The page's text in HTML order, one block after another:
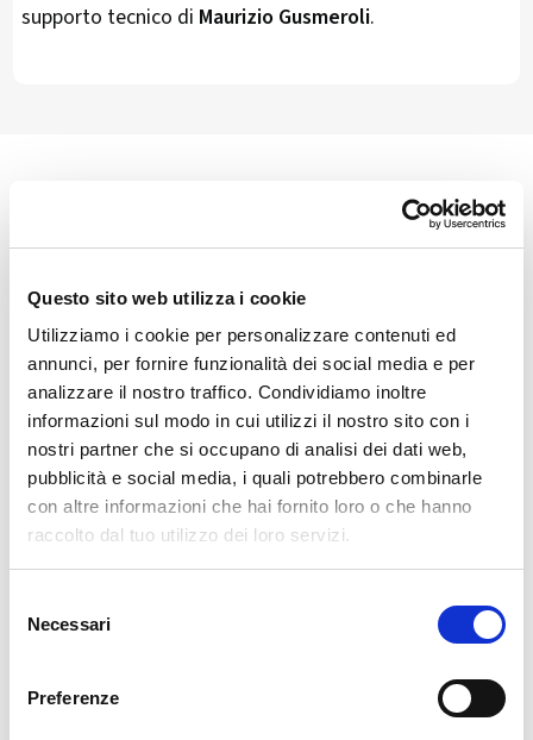
Questo sito web utilizza i cookie
Utilizziamo i cookie per personalizzare contenuti ed
annunci, per fornire funzionalità dei social media e per
analizzare il nostro traffico. Condividiamo inoltre
informazioni sul modo in cui utilizzi il nostro sito con i
nostri partner che si occupano di analisi dei dati web,
pubblicità e social media, i quali potrebbero combinarle
con altre informazioni che hai fornito loro o che hanno
raccolto dal tuo utilizzo dei loro servizi.
delNecessari
Preferenze
supporto tecnico di Maurizio Gusmeroli.
🏘️ Scopri il comune di Dazio
Dazio si trova in Bassa Valtellina, sulla Costiera dei Cech,
in una conca tra la Colmen di Dazio e il Corno del Colino.
Da vedere la chiesa barocca di San Provino e i resti del